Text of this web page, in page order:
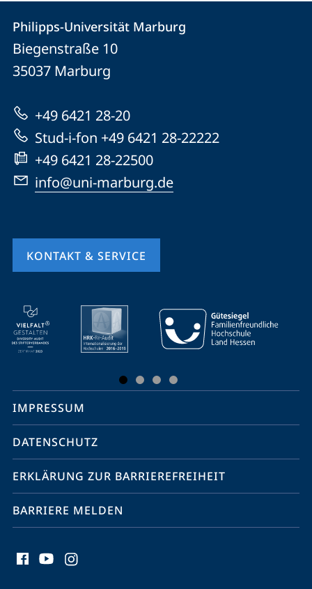
Kontakt
und
Informationen
zur
Website
Kontaktinformationen
Philipps-
Universität
Philipps-Universität Marburg
Biegenstraße 10
35037 Marburg
+49 6421 28-20
Stud-i-fon +49 6421 28-22222
+49 6421 28-22500
info@uni-marburg.de
KONTAKT & SERVICE
Mobile-
Service-
Navigation
Social
Media
Kontakte
IMPRESSUM
DATENSCHUTZ
ERKLÄRUNG ZUR BARRIEREFREIHEIT
BARRIERE MELDEN